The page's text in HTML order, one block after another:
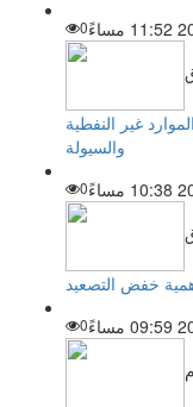
0
غير النفطية
والسيولة
0
خفض التصعيد
0